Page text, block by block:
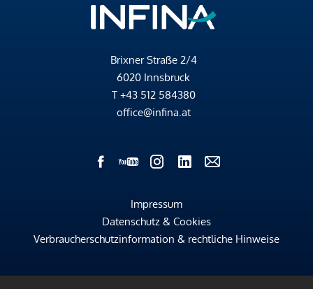
Brixner Straße 2/4
6020 Innsbruck
T +43 512 584380
office@infina.at
Impressum
Datenschutz & Cookies
Verbraucherschutzinformation & rechtliche Hinweise